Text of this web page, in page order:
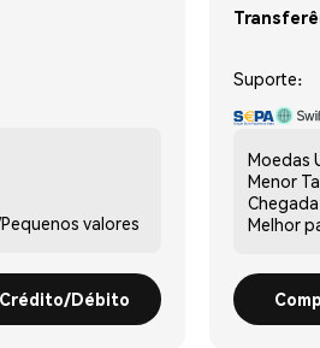
valores
Crédito/Débito
Suporte:
Moedas
Menor
Chegada
Melhor